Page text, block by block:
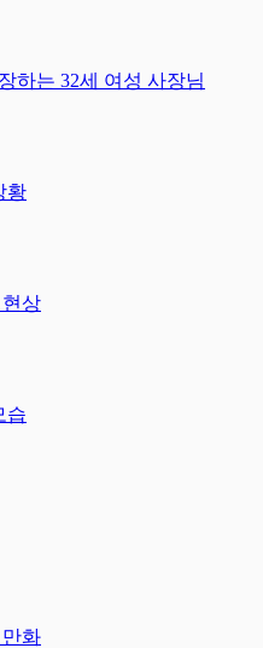
하는 32세 여성 사장님
황
상
습
화